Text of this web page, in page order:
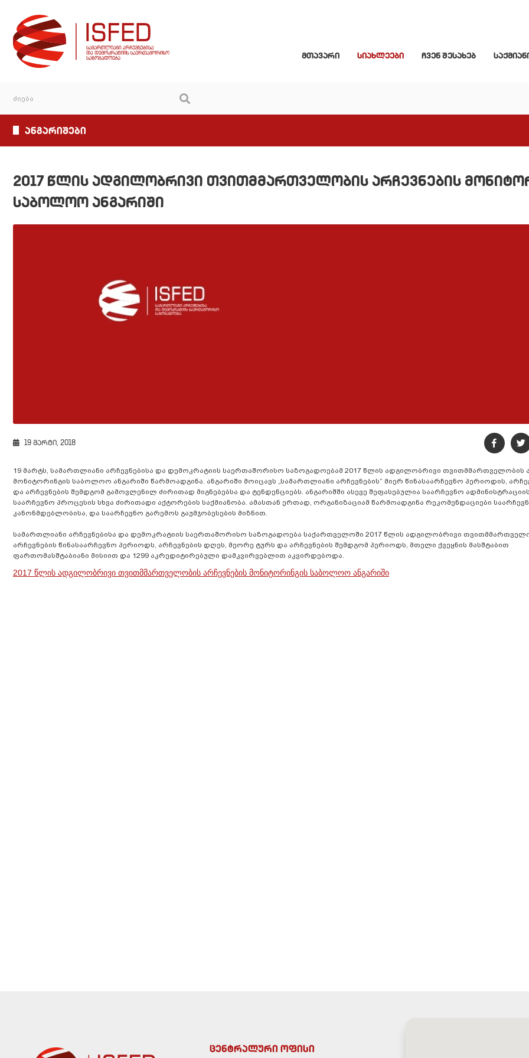
მთავარი სიახლეები ჩვენ შესახებ
ანგარიშები
2017 წლის ადგილობრივი თვითმმართველობის არჩევნების
საბოლოო ანგარიში
19 მარტი, 2018
19 მარტს, სამართლიანი არჩევნებისა და დემოკრატიის საერთაშორისო საზოგადოებამ 2017 წლის ადგილობრივი თვითმმართველობის
მონიტორინგის საბოლოო ანგარიში წარმოადგინა. ანგარიში მოიცავს „სამართლიანი არჩევნების“ მიერ წინასაარჩევნო პერიოდის,
და არჩევნების შემდგომ გამოვლენილ ძირითად მიგნებებსა და ტენდენციებს. ანგარიშში ასევე შეფასებულია საარჩევნო
საარჩევნო პროცესის სხვა ძირითადი აქტორების საქმიანობა. ამასთან ერთად, ორგანიზაციამ წარმოადგინა რეკომენდაციები
კანონმდებლობისა, და საარჩევნო გარემოს გაუმჯობესების მიზნით.
სამართლიანი არჩევნებისა და დემოკრატიის საერთაშორისო საზოგადოება საქართველოში 2017 წლის ადგილობრივი
არჩევნების წინასაარჩევნო პერიოდს, არჩევნების დღეს, მეორე ტურს და არჩევნების შემდგომ პერიოდს, მთელი ქვეყნის მასშტაბით
ფართომასშტაბიანი მისიით და 1299 აკრედიტირებული დამკვირვებლით აკვირდებოდა.
2017 წლის ადგილობრივი თვითმმართველობის არჩევნების მონიტორინგის საბოლოო ანგარიში
ცენტრალური ოფისი